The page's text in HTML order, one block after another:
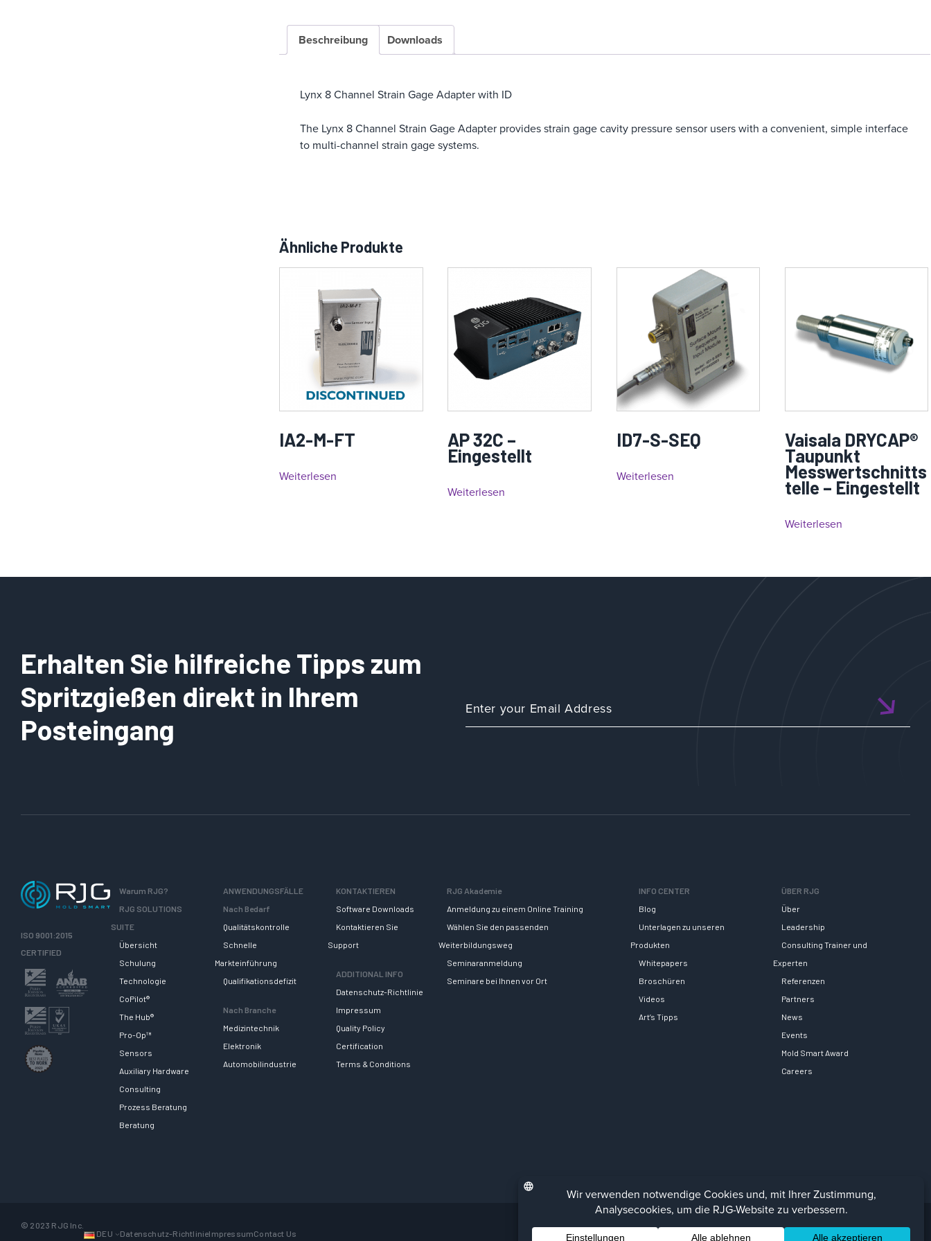
Beschreibung Downloads
Lynx 8 Channel Strain Gage Adapter with ID
The Lynx 8 Channel Strain Gage Adapter provides strain gage cavity pressure sensor users with a convenient, simple interface
to multi-channel strain gage systems.
Ähnliche Produkte
IA2-M-FT
Weiterlesen
AP 32C –
Eingestellt
Weiterlesen
ID7-S-SEQ
Weiterlesen
Vaisala DRYCAP®
Taupunkt
Messwertschnitts
telle – Eingestellt
Weiterlesen
Erhalten Sie hilfreiche Tipps zum
Spritzgießen direkt in Ihrem
Posteingang
ISO 9001:2015
CERTIFIED
Warum RJG?
RJG SOLUTIONS
SUITE
Übersicht
Schulung
Technologie
CoPilot®
The Hub®
Pro-Op™
Sensors
Auxiliary Hardware
Consulting
Prozess Beratung
Beratung
ANWENDUNGSFÄLLE
Nach Bedarf
Qualitätskontrolle
Schnelle
Markteinführung
Qualifikationsdefizit
Nach Branche
Medizintechnik
Elektronik
Automobilindustrie
KONTAKTIEREN
Software Downloads
Kontaktieren Sie
Support
ADDITIONAL INFO
Datenschutz-Richtlinie
Impressum
Quality Policy
Certification
Terms & Conditions
RJG Akademie
Anmeldung zu einem Online Training
Wählen Sie den passenden
Weiterbildungsweg
Seminaranmeldung
Seminare bei Ihnen vor Ort
INFO CENTER
Blog
Unterlagen zu unseren
Produkten
Whitepapers
Broschüren
Videos
Art’s Tipps
ÜBER RJG
Über
Leadership
Consulting Trainer und
Experten
Referenzen
Partners
News
Events
Mold Smart Award
Careers
© 2023 RJG Inc.
DEU
Datenschutz-RichtlinieImpressumContact Us Facebook
LinkedIn